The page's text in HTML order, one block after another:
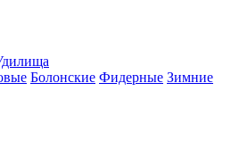
Болонские Фидерные Зимние